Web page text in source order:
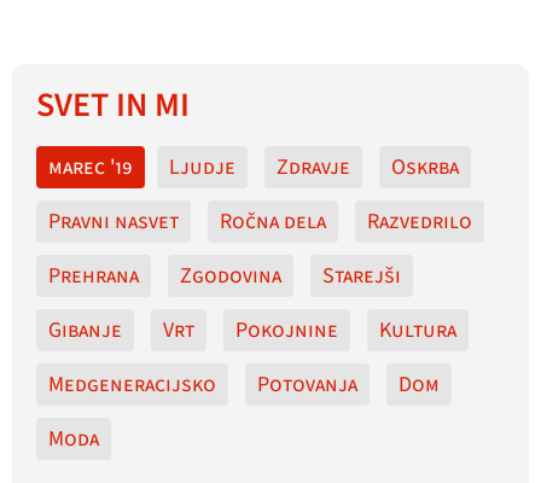
SVET IN MI
marec '19 Ljudje Zdravje
Oskrba
Pravni nasvet
Ročna dela
Razvedrilo
Prehrana
Zgodovina
Starejši
Gibanje
Vrt Pokojnine
Kultura
Medgeneracijsko
Potovanja
Dom
Moda